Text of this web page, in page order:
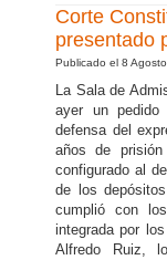
NUESTRA
CONTÁCTENOS
Corte
presentado
Publicado el 8
La Sala de
ayer un
defensa del
años de
configurado al
de los
cumplió con
integrada por
Alfredo Ruiz,